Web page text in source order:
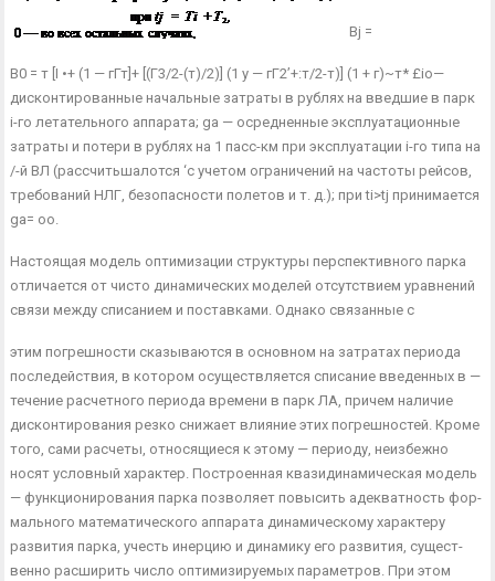
Bj =
B0 = т [І •+ (1 — гГт]+ [(Г3/2-(т)/2)] (1 у — гГ2’+:т/2-т)] (1 + г)~т* £іо—
дисконтированные начальные затраты в рублях на введшие в парк
і-го летательного аппарата; ga — осредненные эксплуатационные
затраты и потери в рублях на 1 пасс-км при эксплуатации і-го типа на
/-й ВЛ (рассчитьшалотся ‘с учетом ограничений на частоты рейсов,
требований НЛГ, безопасности поле­тов и т. д.); при ti>tj принимается
ga= оо.
Настоящая модель оптимизации структуры перспективного пар­ка
отличается от чисто динамических моделей отсутствием уравне­ний
связи между списанием и поставками. Однако связанные с
этим погрешности сказываются в основном на затратах периода
последействия, в котором осуществляется списание введенных в —
течение расчетного периода времени в парк ЛА, причем наличие
дисконтирования резко снижает влияние этих погрешностей. Кро­ме
того, сами расчеты, относящиеся к этому — периоду, неизбежно
носят условный характер. Построенная квазидинамическая модель
— функционирования парка позволяет повысить адекватность фор­
мального математического аппарата динамическому характеру
развития парка, учесть инерцию и динамику его развития, сущест­
венно расширить число оптимизируемых параметров. При этом